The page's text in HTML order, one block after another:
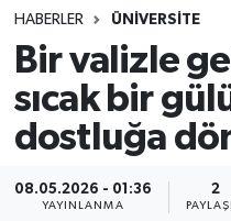
HABERLER ÜNİVERSİTE
Bir valizle
sıcak bir
dostluğa
08.05.2026 - 01:36
YAYINLANMA
2
YARIŞMA/
ANKET
MEVZUAT/